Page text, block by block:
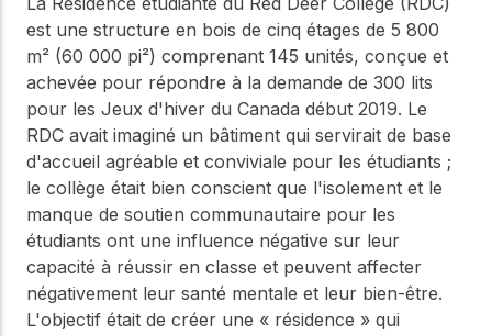
construction en bois.
Outils de
conception
Outils et calculateurs
certifiés pour vous
aider à concevoir des
structures en bois
efficaces et durables
en toute confiance et
sécurité.
Apprentissage
Faites connaissance
avec les dirigeants qui
fournissent la direction
stratégique et la
gouvernance de notre
organisation.
Carrières
Explorez les offres
d'emploi actuelles et les
opportunités de
développement de
est une structure en bois de cinq étages de 5 800
m² (60 000 pi²) comprenant 145 unités, conçue et
achevée pour répondre à la demande de 300 lits
pour les Jeux d'hiver du Canada début 2019. Le
RDC avait imaginé un bâtiment qui servirait de base
d'accueil agréable et conviviale pour les étudiants ;
le collège était bien conscient que l'isolement et le
manque de soutien communautaire pour les
étudiants ont une influence négative sur leur
capacité à réussir en classe et peuvent affecter
négativement leur santé mentale et leur bien-être.
L'objectif était de créer une « résidence » qui